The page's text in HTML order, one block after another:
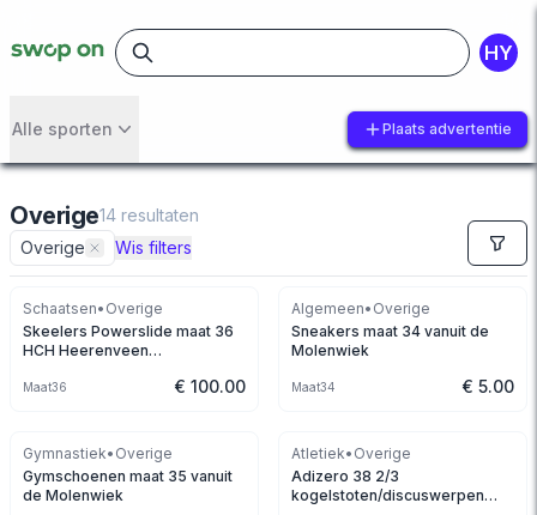
HY
Alle sporten Plaats advertentie
Overige14 resultaten
Overige
Wis filters
Schaatsen• Overige
Skeelers Powerslide maat 36
HCH Heerenveen
Maat36 € 100.00
Algemeen• Overige
Sneakers maat 34 vanuit de
Molenwiek
Maat34 € 5.00
Gymnastiek• Overige
Gymschoenen maat 35 vanuit
de Molenwiek
Atletiek• Overige
Adizero 38 2/3
kogelstoten/discuswerpen